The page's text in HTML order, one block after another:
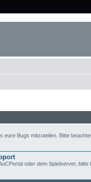
eure Bugs mitzuteilen. Bitte
oder dem Spielserver, bitte